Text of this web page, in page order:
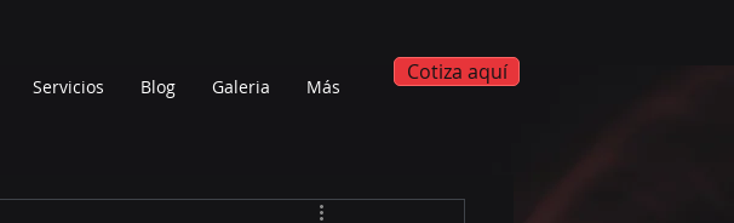
Servicios Blog Galeria Más
Cotiza aquí